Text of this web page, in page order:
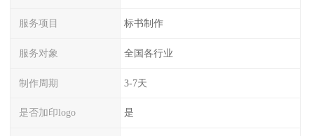
服务项目 标书制作
服务对象 全国各行业
制作周期 3-7天
是否加印logo 是